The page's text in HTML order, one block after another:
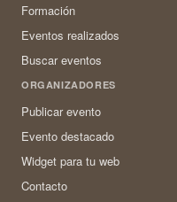
Formación
Eventos realizados
Buscar eventos
ORGANIZADORES
Publicar evento
Evento destacado
Widget para tu web
Contacto